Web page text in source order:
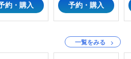
一覧をみる
約・購入 予約・購入